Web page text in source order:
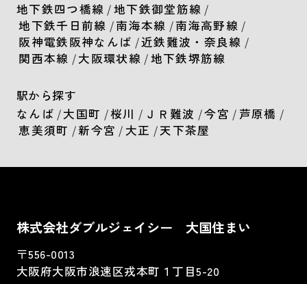
地下鉄四つ橋線 /地下鉄御堂筋線 /
地下鉄千日前線 /南海本線 /南海高野線 /
阪神電鉄阪神なんば /近鉄難波・奈良線 /
関西本線 /大阪環状線 /地下鉄堺筋線
駅から探す
なんば /大国町 /桜川 / ＪＲ難波 /今宮 / 芦原橋 /
恵美須町 /新今宮 / 大正 /天下茶屋
株式会社ダブルジェイシー 大国住まい
〒556-0013
大阪府大阪市浪速区戎本町１丁目5-20